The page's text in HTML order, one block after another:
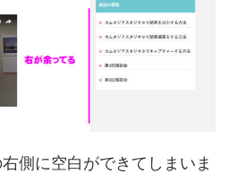
側に空白ができてしまいま